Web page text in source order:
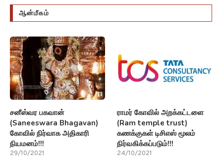
ஆன்மீகம்
சனீஸ்வர பகவான்
(Saneeswara Bhagavan)
கோவில் நிர்வாக அதிகாரி
நியமனம்!!!
29/10/2021
ராமர் கோவில் அறக்கட்டளை
(Ram temple trust)
கணக்குகள் டிசிஎஸ் மூலம்
நிர்வகிக்கப்படும்!!!
24/10/2021